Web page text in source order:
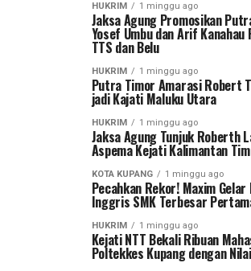
HUKRIM 1 minggu ago
Jaksa Agung Promosikan
Yosef Umbu dan Arif Kanahau
TTS dan Belu
HUKRIM 1 minggu ago
Putra Timor Amarasi Robert
jadi Kajati Maluku Utara
HUKRIM 1 minggu ago
Jaksa Agung Tunjuk Roberth
Aspema Kejati Kalimantan
KOTA KUPANG 1 minggu ago
Pecahkan Rekor! Maxim
Inggris SMK Terbesar
HUKRIM 1 minggu ago
Kejati NTT Bekali Ribuan
Poltekkes Kupang dengan